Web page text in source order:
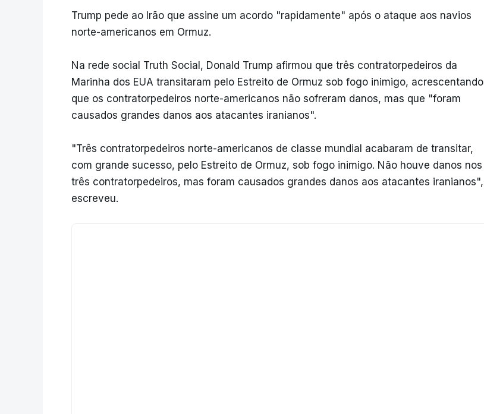
Trump pede ao Irão que assine um acordo "rapidamente" após o ataque aos navios
norte-americanos em Ormuz.
Na rede social Truth Social, Donald Trump afirmou que três contratorpedeiros da
Marinha dos EUA transitaram pelo Estreito de Ormuz sob fogo inimigo, acrescentando
que os contratorpedeiros norte-americanos não sofreram danos, mas que "foram
causados ​​grandes danos aos atacantes iranianos".
"Três contratorpedeiros norte-americanos de classe mundial acabaram de transitar,
com grande sucesso, pelo Estreito de Ormuz, sob fogo inimigo. Não houve danos nos
três contratorpedeiros, mas foram causados ​​grandes danos aos atacantes iranianos",
escreveu.